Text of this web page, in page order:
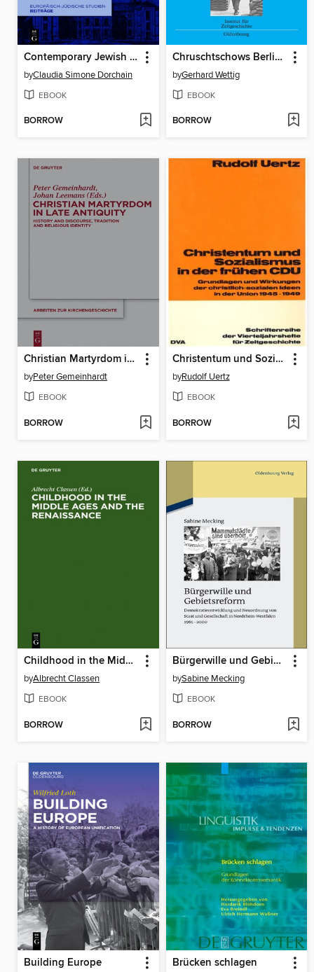
Contemporary Jewish Reality in Germany and Its Reflection in Film
byClaudia Simone Dorchain
EBOOK
BORROW
Chruschtschows Berlin-Krise 1958 bis 1963
byGerhard Wettig
EBOOK
BORROW
Christian Martyrdom in Late Antiquity (300-450 AD)
byPeter Gemeinhardt
EBOOK
BORROW
Christentum und Sozialismus in der frühen CDU
byRudolf Uertz
EBOOK
BORROW
Childhood in the Middle Ages and the Renaissance
byAlbrecht Classen
EBOOK
BORROW
Bürgerwille und Gebietsreform
bySabine Mecking
EBOOK
BORROW
Building Europe Brücken schlagen